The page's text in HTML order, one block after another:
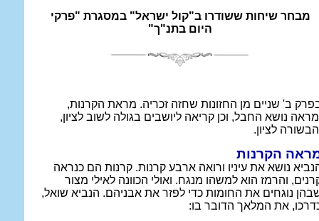
מבחר שיחות ששודרו ב"קול ישראל" במסגרת "פרקי
היום בתנ"ך"
ב' שניים מן החזונות שחזה זכריה. מראת הקרנות,
נושא החבל, וכן קריאה ליושבים בגולה לשוב לציון,
לציון.
הקרנות
נושא את עיניו ורואה ארבע קרנות. קרנות הם כנראה
והרמז הוא למשהו מנגח. ואולי הכוונה לאילי מצור
נוגחים את החומות כדי לפזר את אבניהם. הנביא שואל,
את המלאך הדובר בו: